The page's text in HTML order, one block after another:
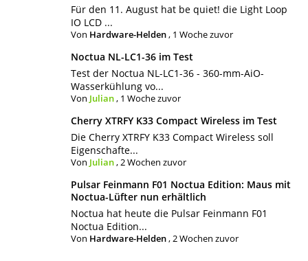
Für den 11. August hat be quiet! die Light Loop
IO LCD ...
Von Hardware-Helden, 1 Woche zuvor
Noctua NL-LC1-36 im Test
Test der Noctua NL-LC1-36 - 360-mm-AiO-
Wasserkühlung vo...
Von Julian, 1 Woche zuvor
Cherry XTRFY K33 Compact Wireless im Test
Die Cherry XTRFY K33 Compact Wireless soll
Eigenschafte...
Von Julian,2 Wochen zuvor
Pulsar Feinmann F01 Noctua Edition: Maus mit
Noctua-Lüfter nun erhältlich
Noctua hat heute die Pulsar Feinmann F01
Noctua Edition...
Von Hardware-Helden,2 Wochen zuvor